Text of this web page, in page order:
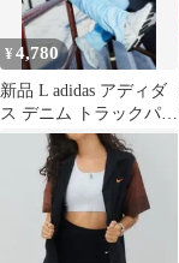
¥4,780
新品 L adidas アディダ
ス デニム トラックパン
ツ ワイド ジーンズ